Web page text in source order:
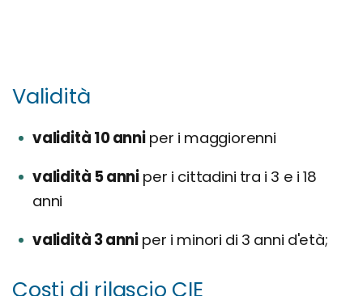
Validità
validità 10 anniper i maggiorenni
validità 5 anni per i cittadini tra i 3 e i 18
anni
validità 3 anni per i minori di 3 anni d'età;
Costi di rilascio CIE